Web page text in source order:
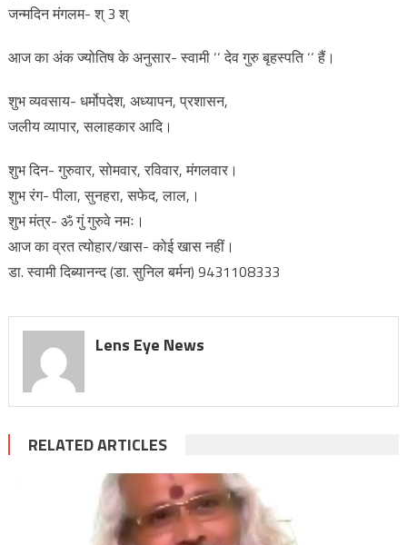
जन्मदिन मंगलम- श् 3 श्
आज का अंक ज्योतिष के अनुसार- स्वामी ‘‘ देव गुरु बृहस्पति ‘‘ हैं।
शुभ व्यवसाय- धर्मोपदेश, अध्यापन, प्रशासन,
जलीय व्यापार, सलाहकार आदि।
शुभ दिन- गुरुवार, सोमवार, रविवार, मंगलवार।
शुभ रंग- पीला, सुनहरा, सफेद, लाल,।
शुभ मंत्र- ॐ गुं गुरुवे नमः।
आज का व्रत त्योहार/खास- कोई खास नहीं।
डा. स्वामी दिब्यानन्द (डा. सुनिल बर्मन) 9431108333
Lens Eye News
RELATED ARTICLES